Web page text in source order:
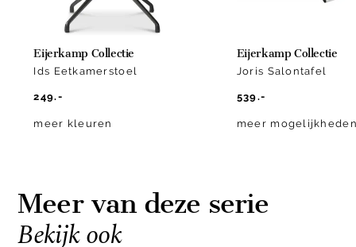
Eijerkamp Collectie
Ids Eetkamerstoel
249.-
meer kleuren
Eijerkamp Collectie
Joris Salontafel
539.-
meer
Meer van deze serie
Bekijk ook